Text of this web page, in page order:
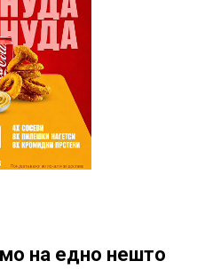
на едно нешто